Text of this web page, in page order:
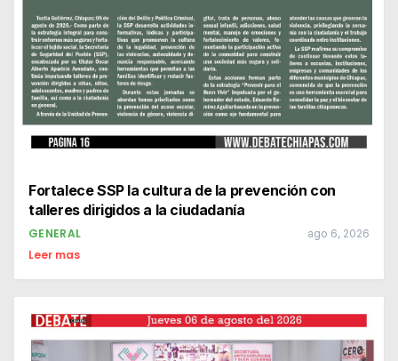
Fortalece SSP la cultura de la prevención con
talleres dirigidos a la ciudadanía
GENERAL ago 6, 2026
Leer mas